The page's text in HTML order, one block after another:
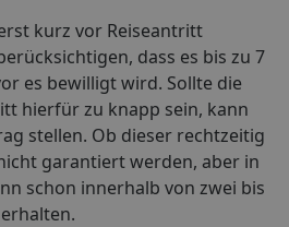
kurz vor Reiseantritt
dass es bis zu 7
es bewilligt wird. Sollte die
hierfür zu knapp sein, kann
stellen. Ob dieser rechtzeitig
garantiert werden, aber in
schon innerhalb von zwei bis